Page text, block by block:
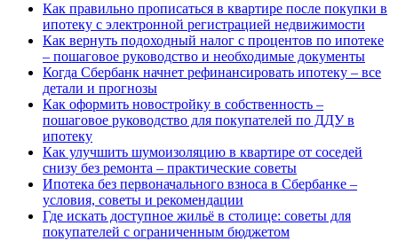
Как правильно прописаться в квартире после покупки в
ипотеку с электронной регистрацией недвижимости
Как вернуть подоходный налог с процентов по ипотеке
– пошаговое руководство и необходимые документы
Когда Сбербанк начнет рефинансировать ипотеку – все
детали и прогнозы
Как оформить новостройку в собственность –
пошаговое руководство для покупателей по ДДУ в
ипотеку
Как улучшить шумоизоляцию в квартире от соседей
снизу без ремонта – практические советы
Ипотека без первоначального взноса в Сбербанке –
условия, советы и рекомендации
Где искать доступное жильё в столице: советы для
покупателей с ограниченным бюджетом